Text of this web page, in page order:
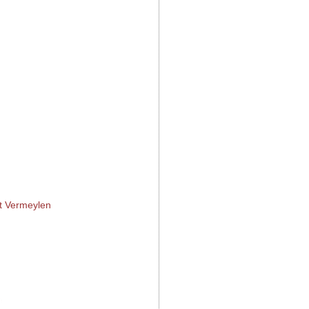
Vermeylen